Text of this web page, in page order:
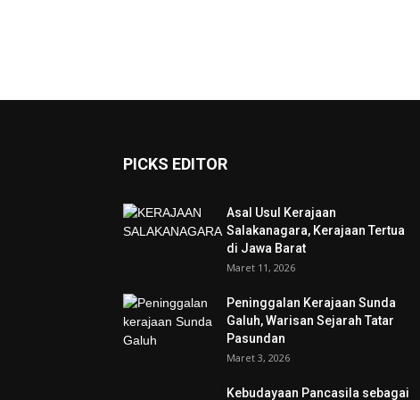
PICKS EDITOR
Asal Usul Kerajaan
Salakanagara, Kerajaan Tertua
di Jawa Barat
Maret 11, 2026
Peninggalan Kerajaan Sunda
Galuh, Warisan Sejarah Tatar
Pasundan
Maret 3, 2026
Kebudayaan Pancasila sebagai